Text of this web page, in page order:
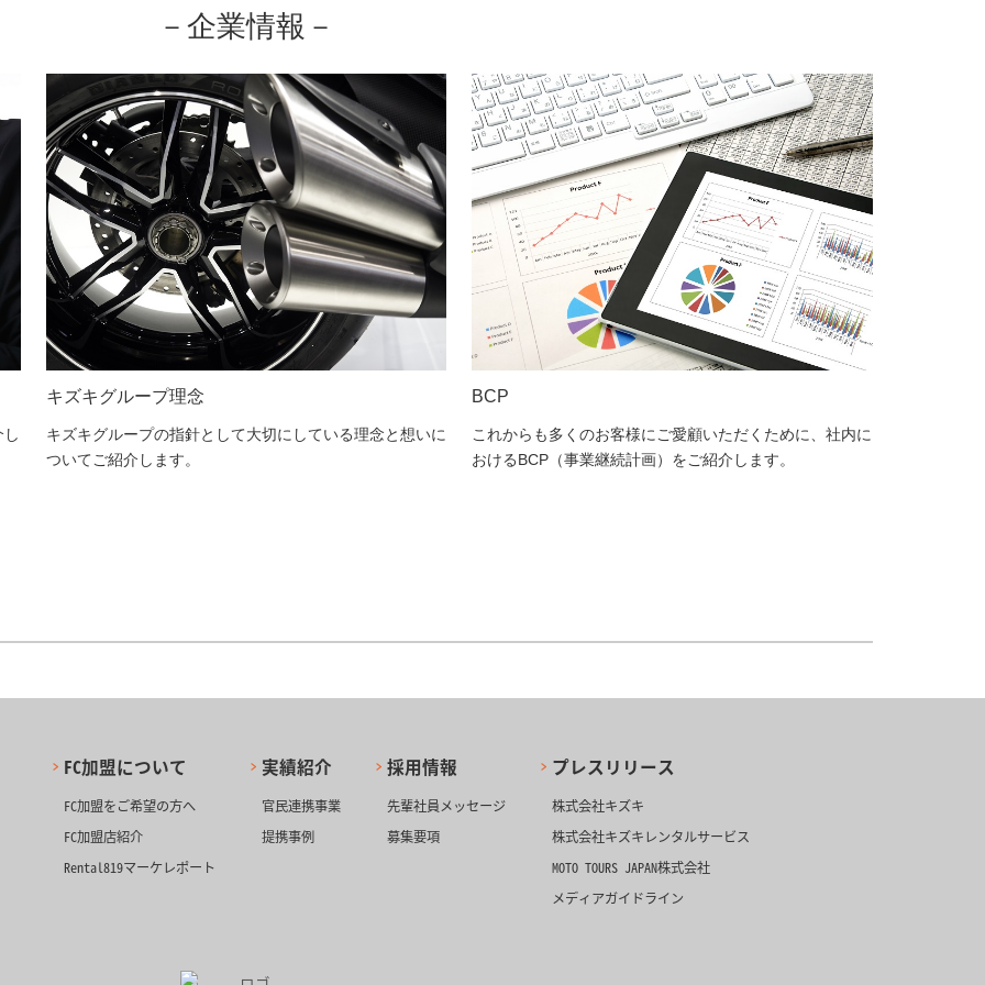
－企業情報－
キズキグループ理念
キズキグループの指針として大切にしている理念と想いに
ついてご紹介します。
BCP
これからも多くのお客様にご愛顧いただくために、社内に
おけるBCP（事業継続計画）をご紹介します。
FC加盟について
FC加盟をご希望の方へ
FC加盟店紹介
Rental819マーケレポート
実績紹介
官民連携事業
提携事例
採用情報
先輩社員メッセージ
募集要項
プレスリリース
株式会社キズキ
株式会社キズキレンタルサービス
MOTO TOURS JAPAN株式会社
メディアガイドライン